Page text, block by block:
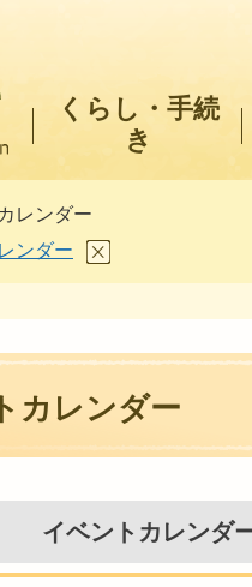
くらし・手続
き
レンダー
ンダー
カレンダー
イベントカレンダ